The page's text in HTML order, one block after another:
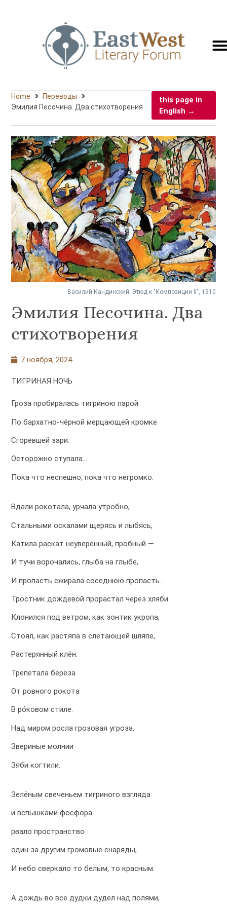
Home
Переводы
Эмилия Песочина. Два стихотворения
this page in
English →
Василий Кандинский. Этюд к "Композиции II", 1910
Эмилия Песочина. Два
стихотворения
7 ноября, 2024
ТИГРИНАЯ НОЧЬ
Гроза пробиралась тигриною парой
По бархатно-чёрной мерцающей кромке
Сгоревшей зари.
Осторожно ступала…
Пока что неспешно, пока что негромко.
Вдали рокотала, урчала утробно,
Стальными оскалами щерясь и лыбясь,
Катила раскат неуверенный, пробный —
И тучи ворочались, глыба на глыбе,
И пропасть сжирала соседнюю пропасть…
Тростник дождевой прорастал через хляби.
Клонился под ветром, как зонтик укропа,
Стоял, как растяпа в слетающей шляпе,
Растерянный клён.
Трепетала берёза
От ровного рокота
В рóковом стиле.
Над миром росла грозовая угроза.
Звериные молнии
Зяби когтили.
Зелёным свеченьем тигриного взгляда
и вспышками фосфора
рвало пространство
один за другим громовые снаряды,
И небо сверкало то белым, то красным.
А дождь во все дудки дудел над полями,